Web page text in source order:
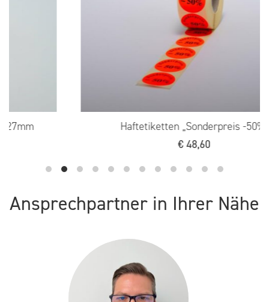
Haftetiketten „Sonderpreis -50%“
48,60
Ansprechpartner in Ihrer Nähe